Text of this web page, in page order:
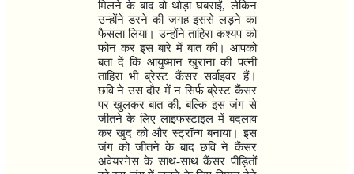
मिलने के बाद वो थोड़ा घबराईं,लेकिन
उन्होंने डरने की जगह इससे लड़ने का
फैसला लिया। उन्होंने ताहिरा कश्यप को
फोन कर इस बारे में बात की। आपको
बता दें कि आयुष्मान खुराना की पत्नी
ताहिरा भी ब्रेस्ट कैंसर सर्वाइवर हैं।
छवि ने उस दौर में न सिर्फ ब्रेस्ट कैंसर
पर खुलकर बात की,बल्कि इस जंग से
जीतने के लिए लाइफस्टाइल में बदलाव
कर खुद को और स्ट्रॉन्ग बनाया। इस
जंग को जीतने के बाद छवि ने कैंसर
अवेयरनेस के साथ-साथ कैंसर पीड़ितों